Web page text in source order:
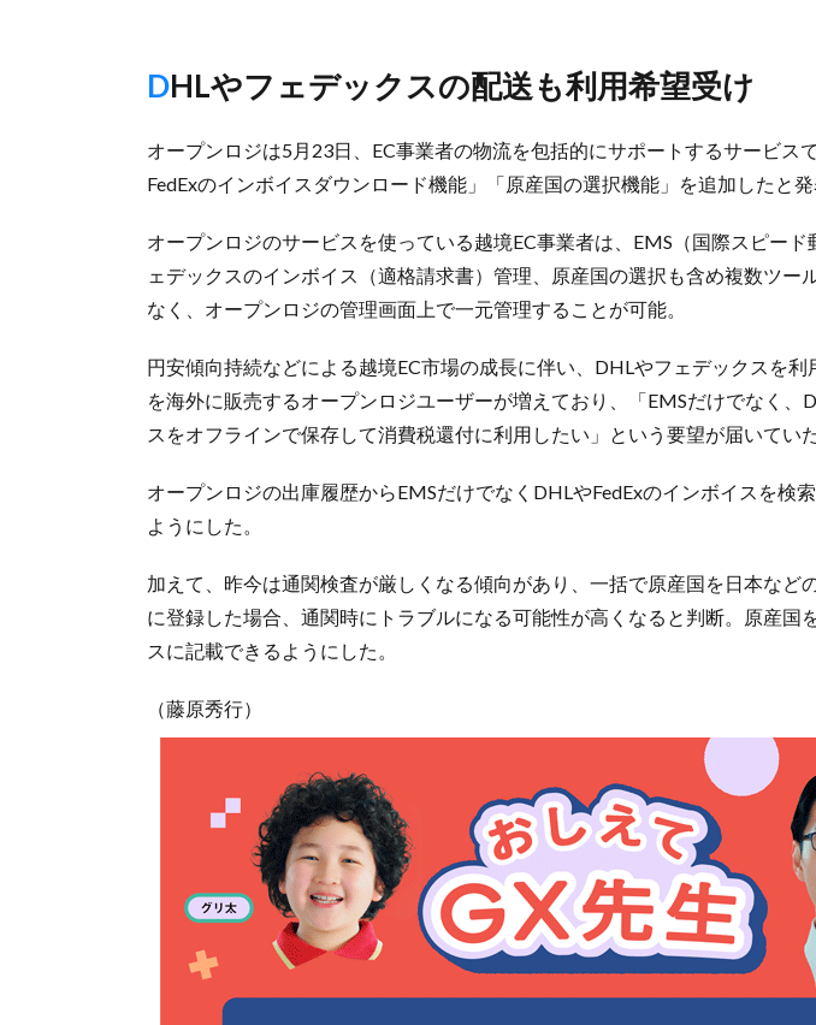
DHLやフェデックスの配送も利用希望受け
オープンロジは5月23日、EC事業者の物流を包括的にサポートするサービス
FedExのインボイスダウンロード機能」「原産国の選択機能」を追加したと発
オープンロジのサービスを使っている越境EC事業者は、EMS（国際スピー
ェデックスのインボイス（適格請求書）管理、原産国の選択も含め複数ツー
なく、オープンロジの管理画面上で一元管理することが可能。
円安傾向持続などによる越境EC市場の成長に伴い、DHLやフェデックスを
を海外に販売するオープンロジユーザーが増えており、「EMSだけでなく、
スをオフラインで保存して消費税還付に利用したい」という要望が届いてい
オープンロジの出庫履歴からEMSだけでなくDHLやFedExのインボイスを検
ようにした。
加えて、昨今は通関検査が厳しくなる傾向があり、一括で原産国を日本など
に登録した場合、通関時にトラブルになる可能性が高くなると判断。原産国
スに記載できるようにした。
（藤原秀行）